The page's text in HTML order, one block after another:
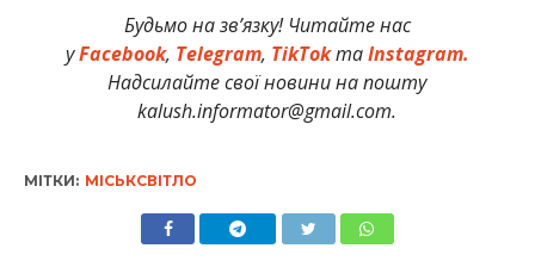
Будьмо на зв’язку! Читайте нас
уFacebook, Telegram, TikTokтаInstagram.
Надсилайте свої новини на пошту
kalush.informator@gmail.com.
МІТКИ: МІСЬКСВІТЛО